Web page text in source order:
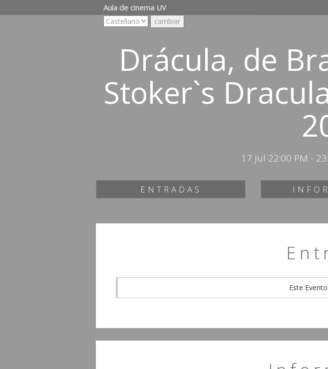
Aula de cinema UV
Drácula, de
Stoker`s
17 Jul 22:00 PM -
ENTRADAS
Este